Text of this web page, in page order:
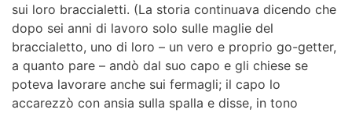
sui loro braccialetti. (La storia continuava dicendo che
dopo sei anni di lavoro solo sulle maglie del
braccialetto, uno di loro – un vero e proprio go-getter,
a quanto pare – andò dal suo capo e gli chiese se
poteva lavorare anche sui fermagli; il capo lo
accarezzò con ansia sulla spalla e disse, in tono